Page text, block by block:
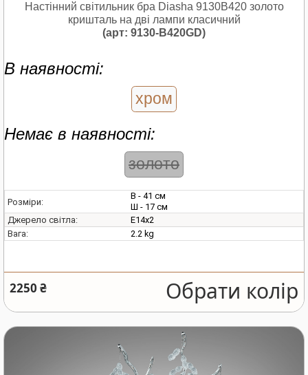
Настінний світильник бра Diasha 9130B420 золото
кришталь на дві лампи класичний
(арт: 9130-B420GD)
В наявності:
хром
Немає в наявності:
золото
Розміри:
В - 41 см
Ш - 17 см
Джерело світла:
E14х2
Вага:
2.2 kg
2250 ₴ Обрати колір